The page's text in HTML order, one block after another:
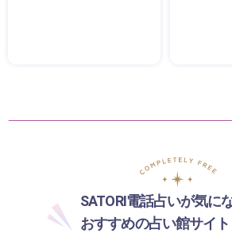
SATORI電話占いが気に
おすすめの占い館サイト